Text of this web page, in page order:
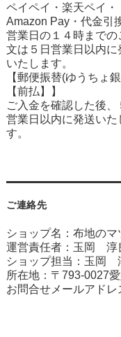
ペイペイ・楽天ペイ・
Amazon Pay・ 代金引
営業日の１４時までの
文は５日営業日以内に
いたします。
【郵便振替(ゆうちょ
【前払】】
ご入金を確認した後、
営業日以内に発送いた
す。
ご連絡先
ショップ名：布地のマ
運営責任者：玉岡 淳
ショップ担当：玉岡
所在地：〒793-0027
お問合せメールアドレ